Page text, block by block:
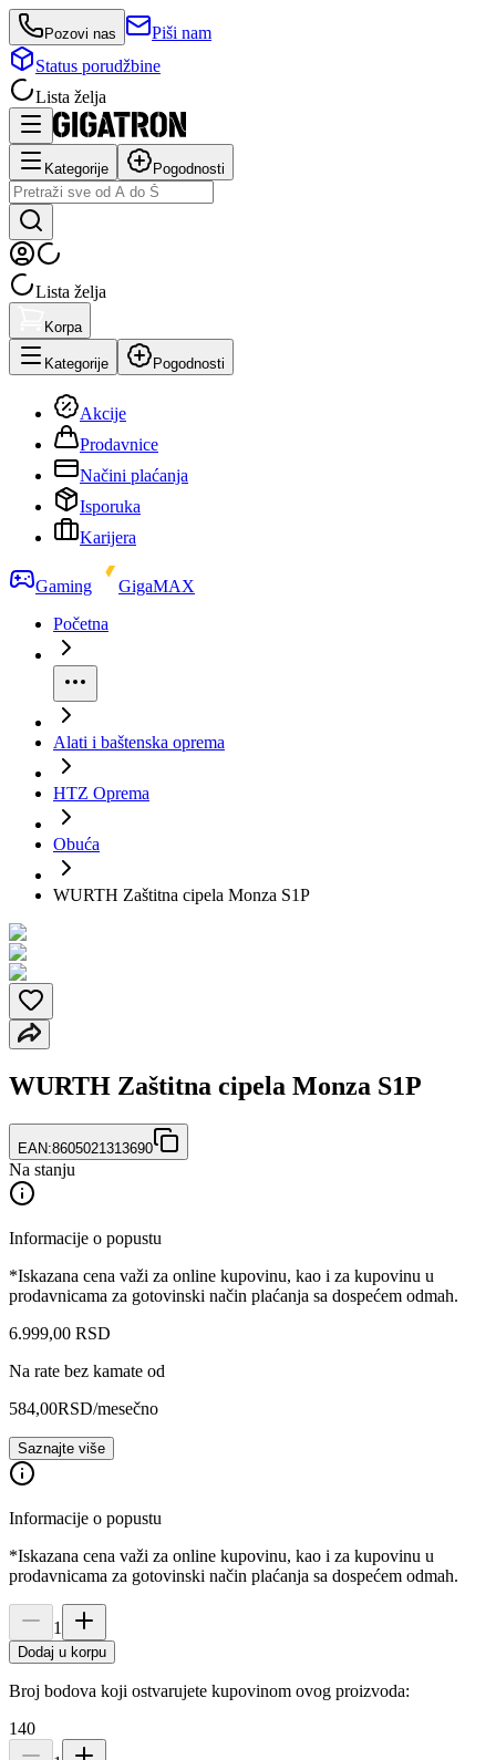
Pozovi nas
Piši nam
Status porudžbine
Lista želja
Kategorije Pogodnosti
Lista želja
Korpa
Kategorije Pogodnosti
Akcije
Prodavnice
Načini plaćanja
Isporuka
Karijera
Gaming
GigaMAX
Početna
Alati i baštenska oprema
HTZ Oprema
Obuća
WURTH Zaštitna cipela Monza S1P
WURTH Zaštitna cipela Monza S1P
EAN:8605021313690
Na stanju
Informacije o popustu
*Iskazana cena važi za online kupovinu, kao i za kupovinu u
prodavnicama za gotovinski način plaćanja sa dospećem odmah.
6.999,00 RSD
Na rate bez kamate od
584,00RSD/mesečno
Saznajte više
Informacije o popustu
*Iskazana cena važi za online kupovinu, kao i za kupovinu u
prodavnicama za gotovinski način plaćanja sa dospećem odmah.
1
Dodaj u korpu
Broj bodova koji ostvarujete kupovinom ovog proizvoda:
140